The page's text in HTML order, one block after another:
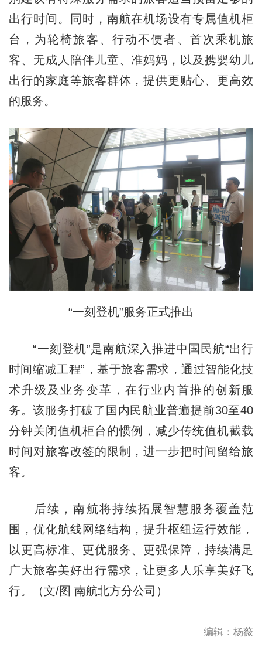
出行时间。同时，南航在机场设有专属值机柜
台，为轮椅旅客、行动不便者、首次乘机旅
客、无成人陪伴儿童、准妈妈，以及携婴幼儿
出行的家庭等旅客群体，提供更贴心、更高效
的服务。
“一刻登机”服务正式推出
“一刻登机”是南航深入推进中国民航“出行
时间缩减工程”，基于旅客需求，通过智能化技
术升级及业务变革，在行业内首推的创新服
务。该服务打破了国内民航业普遍提前30至40
分钟关闭值机柜台的惯例，减少传统值机截载
时间对旅客改签的限制，进一步把时间留给旅
客。
后续，南航将持续拓展智慧服务覆盖范
围，优化航线网络结构，提升枢纽运行效能，
以更高标准、更优服务、更强保障，持续满足
广大旅客美好出行需求，让更多人乐享美好飞
行。（文/图 南航北方分公司）
编辑：杨薇